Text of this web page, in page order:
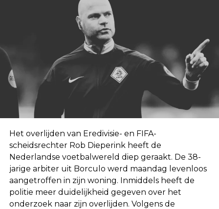
Het overlijden van Eredivisie- en FIFA-
scheidsrechter Rob Dieperink heeft de
Nederlandse voetbalwereld diep geraakt. De 38-
jarige arbiter uit Borculo werd maandag levenloos
aangetroffen in zijn woning. Inmiddels heeft de
politie meer duidelijkheid gegeven over het
onderzoek naar zijn overlijden. Volgens de